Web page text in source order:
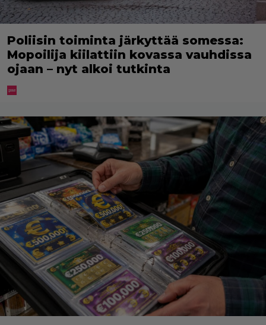
Poliisin toiminta järkyttää somessa:
Mopoilija kiilattiin kovassa vauhdissa
ojaan – nyt alkoi tutkinta